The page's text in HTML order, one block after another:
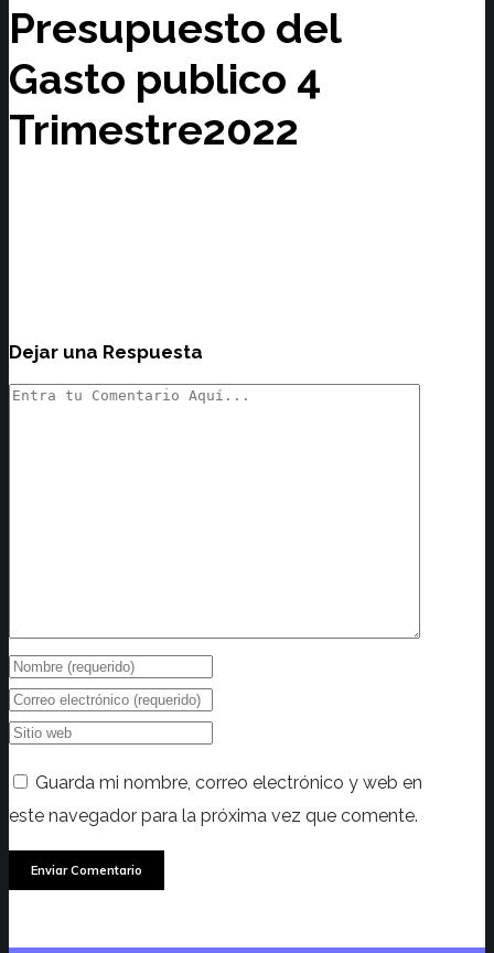
Presupuesto del
Gasto publico 4
Trimestre2022
Dejar una Respuesta
Guarda mi nombre, correo electrónico y web en
este navegador para la próxima vez que comente.